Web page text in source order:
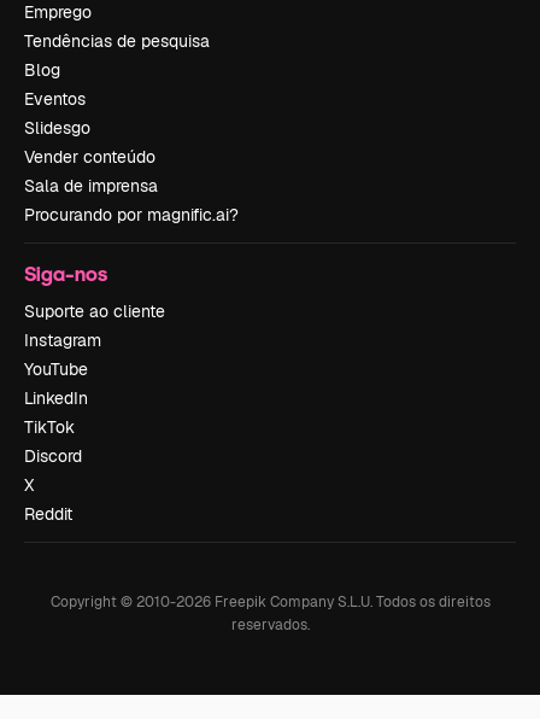
Emprego
Tendências de pesquisa
Blog
Eventos
Slidesgo
Vender conteúdo
Sala de imprensa
Procurando por magnific.ai?
Siga-nos
Suporte ao cliente
Instagram
YouTube
LinkedIn
TikTok
Discord
X
Reddit
Copyright © 2010-2026Freepik Company S.L.U. Todos os direitos
reservados.